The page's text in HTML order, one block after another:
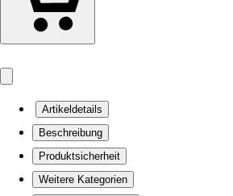
Artikeldetails
Beschreibung
Produktsicherheit
Weitere Kategorien